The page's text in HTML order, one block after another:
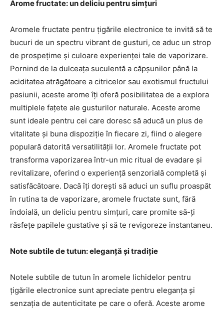
Arome fructate: un deliciu pentru simțuri
Aromele fructate pentru țigările electronice te invită să te
bucuri de un spectru vibrant de gusturi, ce aduc un strop
de prospețime și culoare experienței tale de vaporizare.
Pornind de la dulceața suculentă a căpșunilor până la
aciditatea atrăgătoare a citricelor sau exotismul fructului
pasiunii, aceste arome îți oferă posibilitatea de a explora
multiplele fațete ale gusturilor naturale. Aceste arome
sunt ideale pentru cei care doresc să aducă un plus de
vitalitate și buna dispoziție în fiecare zi, fiind o alegere
populară datorită versatilității lor. Aromele fructate pot
transforma vaporizarea într-un mic ritual de evadare și
revitalizare, oferind o experiență senzorială completă și
satisfăcătoare. Dacă îți dorești să aduci un suflu proaspăt
în rutina ta de vaporizare, aromele fructate sunt, fără
îndoială, un deliciu pentru simțuri, care promite să-ți
răsfețe papilele gustative și să te revigoreze instantaneu.
Note subtile de tutun: eleganță și tradiție
Notele subtile de tutun în aromele lichidelor pentru
țigările electronice sunt apreciate pentru eleganța și
senzația de autenticitate pe care o oferă. Aceste arome